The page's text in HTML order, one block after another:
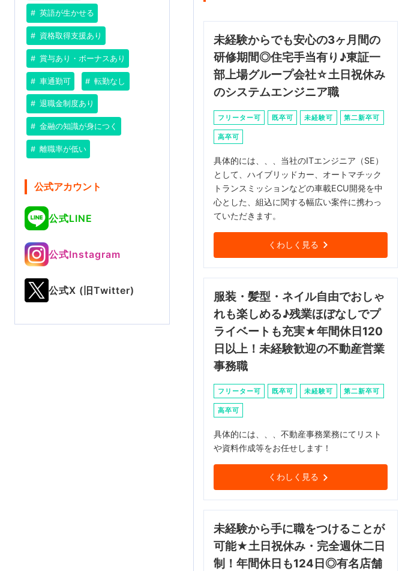
英語が生かせる
資格取得支援あり
賞与あり・ボーナスあり
車通勤可 転勤なし
退職金制度あり
金融の知識が身につく
離職率が低い
公式アカウント
公式LINE
公式Instagram
公式X (旧Twitter)
未経験からでも安心の3ヶ月間の
研修期間◎住宅手当有り♪東証一
部上場グループ会社☆土日祝休み
のシステムエンジニア職
フリーター可 既卒可 未経験可 第二新卒可
高卒可
具体的には、、、当社のITエンジニア（SE）
として、ハイブリッドカー、オートマチック
トランスミッションなどの車載ECU開発を中
心とした、組込に関する幅広い案件に携わっ
ていただきます。
くわしく見る
服装・髪型・ネイル自由でおしゃ
れも楽しめる♪残業ほぼなしでプ
ライベートも充実★年間休日120
日以上！未経験歓迎の不動産営業
事務職
フリーター可 既卒可 未経験可 第二新卒可
高卒可
具体的には、、、不動産事務業務にてリスト
や資料作成等をお任せします！
くわしく見る
未経験から手に職をつけることが
可能★土日祝休み・完全週休二日
制！年間休日も124日◎有名店舗